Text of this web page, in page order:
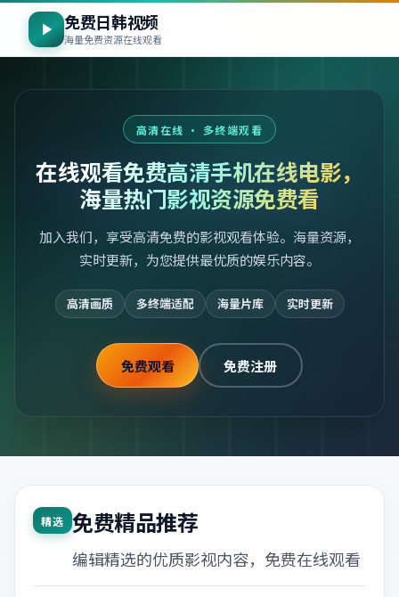
免费日韩视频
海量免费资源在线观看
高清在线 · 多终端观看
在线观看免费高清手机在线电影，
海量热门影视资源免费看
加入我们，享受高清免费的影视观看体验。海量资源，
实时更新，为您提供最优质的娱乐内容。
高清画质 多终端适配 海量片库 实时更新
免费观看 免费注册
精选 免费精品推荐
编辑精选的优质影视内容，免费在线观看